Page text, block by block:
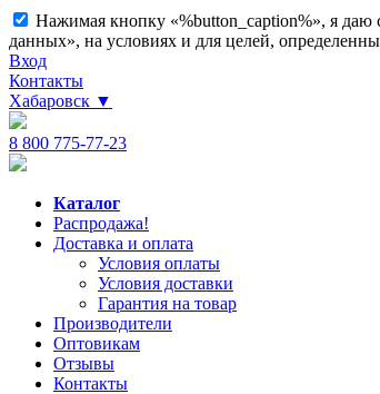
Нажимая кнопку «%button_caption%», я даю
данных», на условиях и для целей,
Вход
Контакты
Хабаровск ▼
8 800 775-77-23
Каталог
Распродажа!
Доставка и оплата
Условия оплаты
Условия доставки
Гарантия на товар
Производители
Оптовикам
Отзывы
Контакты